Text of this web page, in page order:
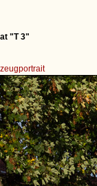
"T 3"